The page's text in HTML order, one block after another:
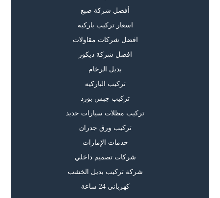
أفضل شركة صبغ
اسعار تركيب باركيه
افضل شركات مقاولات
افضل شركة ديكور
بديل الرخام
تركيب الباركيه
تركيب جبس بورد
تركيب مظلات سيارات حديد
تركيب ورق جدران
خدمات الإمارات
شركات تصميم داخلي
شركة تركيب بديل الخشب
كهربائي 24 ساعة